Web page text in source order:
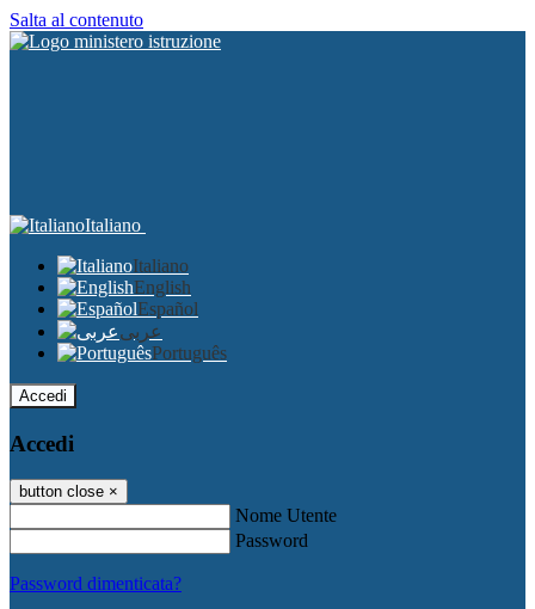
Salta al contenuto
Italiano
Italiano
English
Español
عربى
Português
Accedi
Accedi
button close ×
Nome Utente
Password
Password dimenticata?